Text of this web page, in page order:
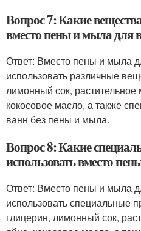
Вопрос 7: Какие
вместо пены и мыла для
Ответ: Вместо пены и мыла
использовать различные
лимонный сок,
кокосовое масло, а также
ванн без пены и мыла.
Вопрос 8: Какие
использовать вместо
Ответ: Вместо пены и мыла
использовать специальные
глицерин, лимонный сок,